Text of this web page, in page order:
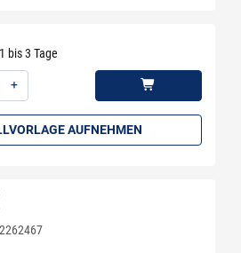
bis 3 Tage
+
AUFNEHMEN